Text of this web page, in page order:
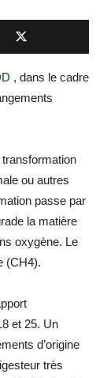
, dans le cadre
ou autres
passe par
la matière
oxygène. Le
(CH4).
et 25. Un
d’origine
très